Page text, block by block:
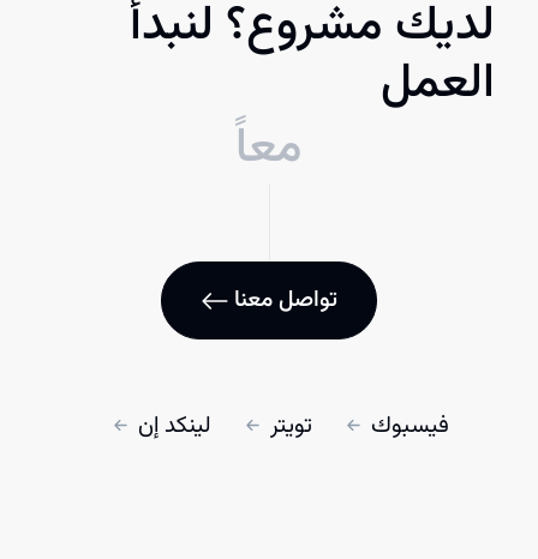
لديك مشروع؟ لنبدأ
العمل
معاً
تواصل معنا
فيسبوك تويتر لينكد إن